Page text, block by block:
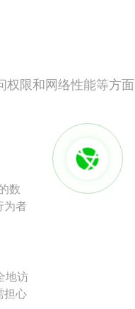
权限和网络性能等方面
数
为者
地访
担心